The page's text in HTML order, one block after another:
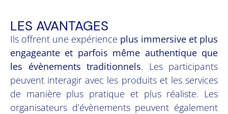
LES AVANTAGES
Ils offrent une expérience plus immersive et plus
engageante et parfois même authentique que
les évènements traditionnels. Les participants
peuvent interagir avec les produits et les services
de manière plus pratique et plus réaliste. Les
organisateurs d’évènements peuvent également